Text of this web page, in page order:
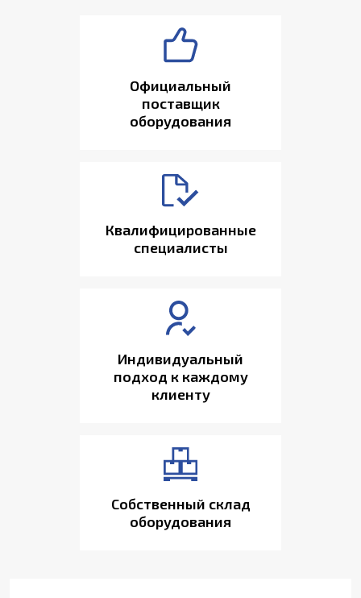
Официальный
поставщик
оборудования
Квалифицированные
специалисты
Индивидуальный
подход к каждому
клиенту
Собственный склад
оборудования